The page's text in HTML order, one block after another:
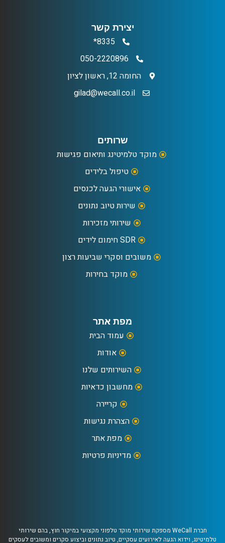
מפת אתר
עמוד הבית
אודות
השירותים שלנו
מחשבון כדאיות
קריירה
הצהרת נגישות
מפת אתר
מדיניות פרטיות
שרותים
מוקד טלמיטינג ותיאום פגישות
טיפול בלידים
אישורי הגעה לכנסים
שירות טיוב נתונים
שירותי מזכירות
SDR חימום לידים
משובים וסקרי שביעות רצון
מוקד בחירות
יצירת קשר
8335*
050-2220896
החומה 12, ראשון לציון
gilad@wecall.co.il
חברת WeCall מספקת שירותי מוקד טלפוני מקצועי במיקור חוץ, בהם שירותי
טלמיטינג, וידוא הגעה לאירועים עסקיים, טיוב נתונים וביצוע סקרים ומשובים לעסקים